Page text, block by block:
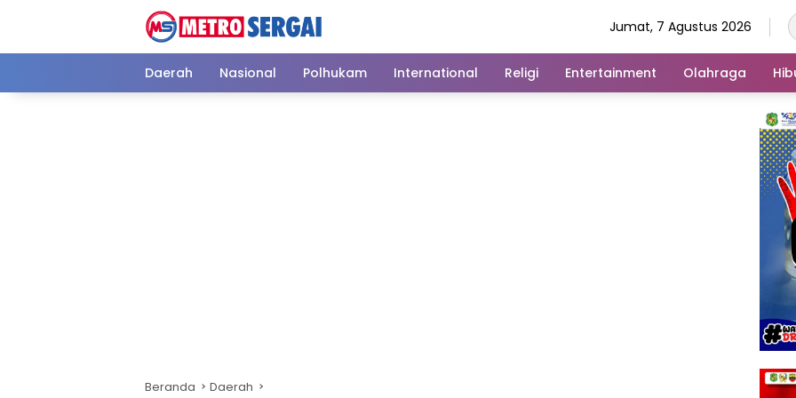
Jumat, 7 Agustus 2026
Daerah Nasional Polhukam International Religi Entertainment Olahraga
Beranda Daerah